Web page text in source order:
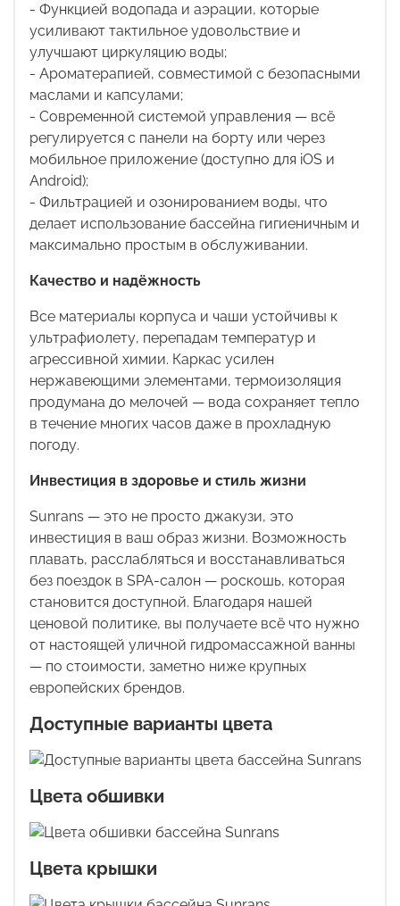
- Функцией водопада и аэрации, которые
усиливают тактильное удовольствие и
улучшают циркуляцию воды;
- Ароматерапией, совместимой с безопасными
маслами и капсулами;
- Современной системой управления — всё
регулируется с панели на борту или через
мобильное приложение (доступно для iOS и
Android);
- Фильтрацией и озонированием воды, что
делает использование бассейна гигиеничным и
максимально простым в обслуживании.
Качество и надёжность
Все материалы корпуса и чаши устойчивы к
ультрафиолету, перепадам температур и
агрессивной химии. Каркас усилен
нержавеющими элементами, термоизоляция
продумана до мелочей — вода сохраняет тепло
в течение многих часов даже в прохладную
погоду.
Инвестиция в здоровье и стиль жизни
Sunrans — это не просто джакузи, это
инвестиция в ваш образ жизни. Возможность
плавать, расслабляться и восстанавливаться
без поездок в SPA-салон — роскошь, которая
становится доступной. Благодаря нашей
ценовой политике, вы получаете всё что нужно
от настоящей уличной гидромассажной ванны
— по стоимости, заметно ниже крупных
европейских брендов.
Доступные варианты цвета
Цвета обшивки
Цвета крышки